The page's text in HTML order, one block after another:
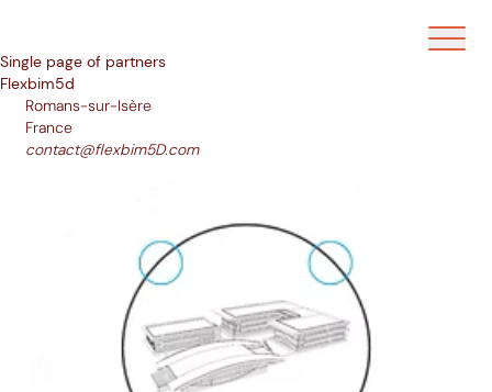
Ouvrir/
Single page of partners
Flexbim5d
Romans-sur-Isère
France
contact@flexbim5D.com